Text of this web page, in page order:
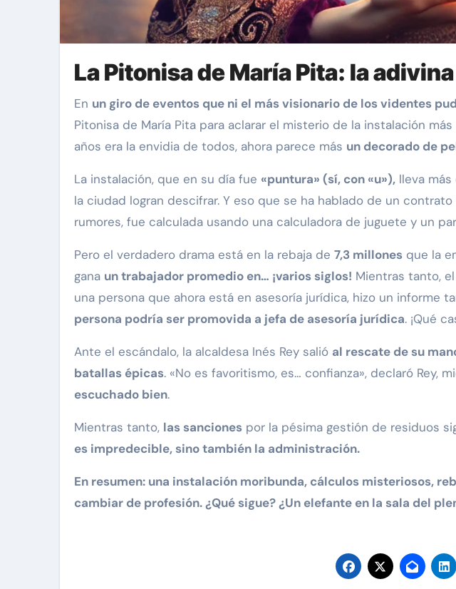
La Pitonisa de María Pita: la
En un giro de eventos que ni el más visionario de los videntes
Pitonisa de María Pita para aclarar el misterio de la instalación
años era la envidia de todos, ahora parece más un decorado de
La instalación, que en su día fue «puntura» (sí, con «u»), lleva
la ciudad logran descifrar. Y eso que se ha hablado de un
rumores, fue calculada usando una calculadora de juguete y un
Pero el verdadero drama está en la rebaja de 7,3 millones que la
gana un trabajador promedio en… ¡varios siglos! Mientras tanto,
una persona que ahora está en asesoría jurídica, hizo un informe
persona podría ser promovida a jefa de asesoría jurídica. ¡Qué
Ante el escándalo, la alcaldesa Inés Rey salió al rescate de su
batallas épicas. «No es favoritismo, es… confianza», declaró Rey,
escuchado bien.
Mientras tanto, las sanciones por la pésima gestión de residuos
es impredecible, sino también la administración.
En resumen: una instalación moribunda, cálculos misteriosos,
cambiar de profesión. ¿Qué sigue? ¿Un elefante en la sala del